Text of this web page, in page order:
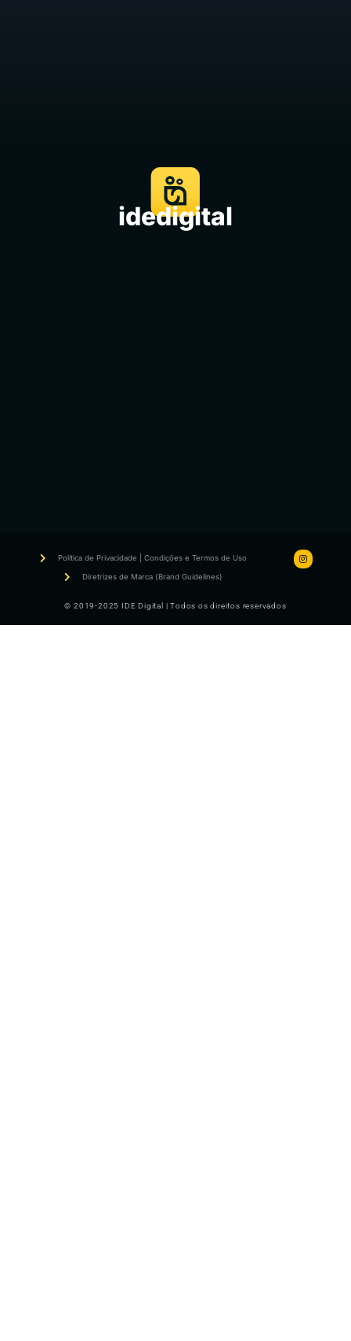
idedigital
© 2019-2025 IDE Digital | Todos os direitos reservados
Politica de Privacidade | Condições e Termos de Uso
Diretrizes de Marca (Brand Guidelines)